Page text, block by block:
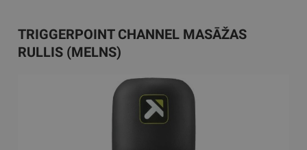
TRIGGERPOINT CHANNEL MASĀŽAS
RULLIS (MELNS)